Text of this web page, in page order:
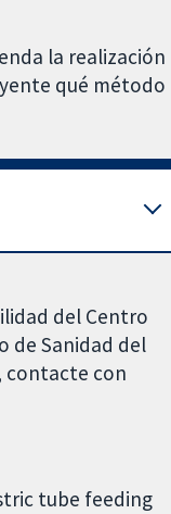
la realización
qué método
del Centro
de Sanidad del
contacte con
tube feeding